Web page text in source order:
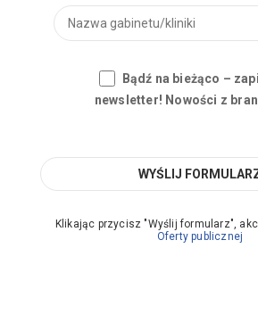
Bądź na bieżąco –
newsletter! Nowości z
Klikając przycisz "Wyślij formularz",
Oferty publicznej